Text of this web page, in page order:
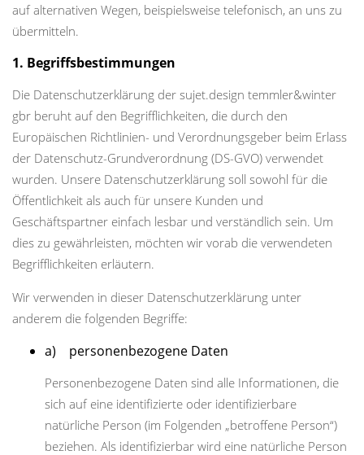
auf alternativen Wegen, beispielsweise telefonisch, an uns zu
übermitteln.
1. Begriffsbestimmungen
Die Datenschutzerklärung der sujet.design temmler&winter
gbr beruht auf den Begrifflichkeiten, die durch den
Europäischen Richtlinien- und Verordnungsgeber beim Erlass
der Datenschutz-Grundverordnung (DS-GVO) verwendet
wurden. Unsere Datenschutzerklärung soll sowohl für die
Öffentlichkeit als auch für unsere Kunden und
Geschäftspartner einfach lesbar und verständlich sein. Um
dies zu gewährleisten, möchten wir vorab die verwendeten
Begrifflichkeiten erläutern.
Wir verwenden in dieser Datenschutzerklärung unter
anderem die folgenden Begriffe:
a) personenbezogene Daten
Personenbezogene Daten sind alle Informationen, die
sich auf eine identifizierte oder identifizierbare
natürliche Person (im Folgenden „betroffene Person“)
beziehen. Als identifizierbar wird eine natürliche Person